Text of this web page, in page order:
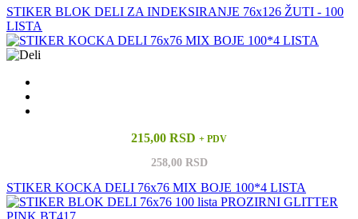
STIKER BLOK DELI ZA INDEKSIRANJE 76x126 ŽUTI - 100
LISTA
215,00 RSD + PDV
258,00 RSD
STIKER KOCKA DELI 76x76 MIX BOJE 100*4 LISTA